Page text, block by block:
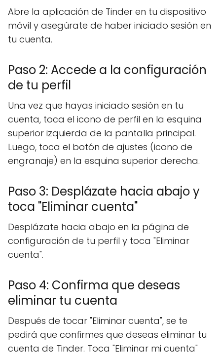
Abre la aplicación de Tinder en tu dispositivo
móvil y asegúrate de haber iniciado sesión en
tu cuenta.
Paso 2: Accede a la configuración
de tu perfil
Una vez que hayas iniciado sesión en tu
cuenta, toca el icono de perfil en la esquina
superior izquierda de la pantalla principal.
Luego, toca el botón de ajustes (icono de
engranaje) en la esquina superior derecha.
Paso 3: Desplázate hacia abajo y
toca "Eliminar cuenta"
Desplázate hacia abajo en la página de
configuración de tu perfil y toca "Eliminar
cuenta".
Paso 4: Confirma que deseas
eliminar tu cuenta
Después de tocar "Eliminar cuenta", se te
pedirá que confirmes que deseas eliminar tu
cuenta de Tinder. Toca "Eliminar mi cuenta"